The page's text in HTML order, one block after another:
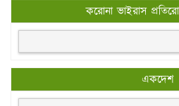
করোনা ভাইরাস
একদেশ